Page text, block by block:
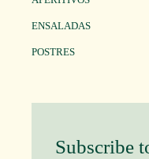
ENSALADAS
POSTRES
Subscribe